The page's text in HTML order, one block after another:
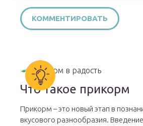
Что такое прикорм
Прикорм – это новый этап в
вкусового разнообразия.